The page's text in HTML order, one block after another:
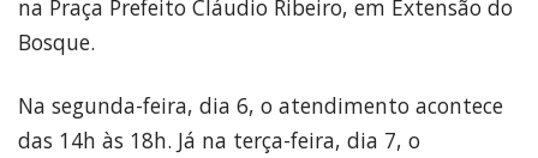
na Praça Prefeito Cláudio Ribeiro, em Extensão do
Bosque.
Na segunda-feira, dia 6, o atendimento acontece
das 14h às 18h. Já na terça-feira, dia 7, o